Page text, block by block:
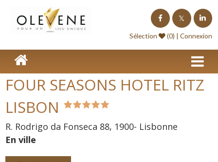
Sélection (0) |Connexion
FOUR SEASONS HOTEL RITZ
LISBON
R. Rodrigo da Fonseca 88, 1900- Lisbonne
En ville
Homepage
Lieux de séminaire
Lieux à l'étranger
Nos offres
Séminaire clé en Main
Blog événements
Contact